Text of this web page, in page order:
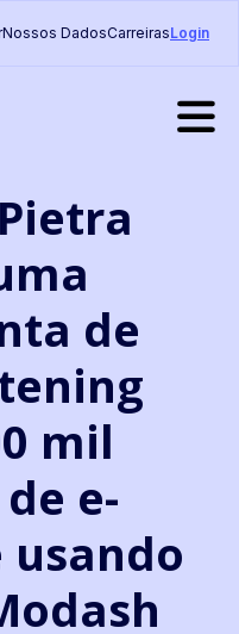
Nossos DadosCarreirasLogin
de
mil
e-
usando